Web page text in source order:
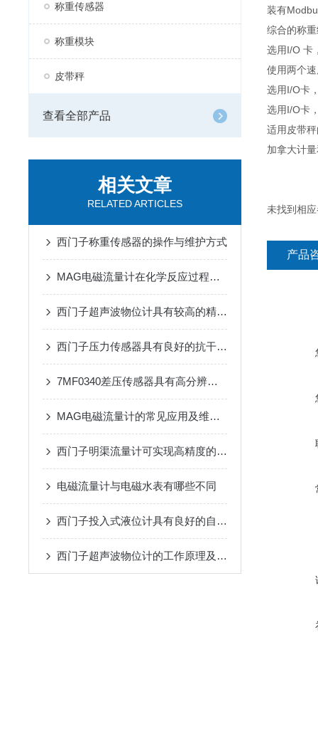
称重传感器
称重模块
皮带秤
查看全部产品
相关文章
RELATED ARTICLES
西门子称重传感器的操作与维护方式
MAG电磁流量计在化学反应过程中测量腐蚀性液体的流量
西门子超声波物位计具有较高的精度和稳定性
西门子压力传感器具有良好的抗干扰能力和稳定性
7MF0340差压传感器具有高分辨率和快速响应时间的特点
MAG电磁流量计的常见应用及维护方式
西门子明渠流量计可实现高精度的流量计量
电磁流量计与电磁水表有哪些不同
西门子投入式液位计具有良好的自我诊断功能
西门子超声波物位计的工作原理及应用途径
装有
综合的称
选用I/O 卡
使用两个
选用I/O卡
选用I/O卡
适用皮带
加拿大计
未找到相
产品